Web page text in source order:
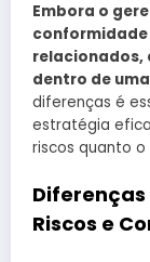
Embora o
relacionados,
dentro de
diferenças é
estratégia
riscos quanto
Riscos e